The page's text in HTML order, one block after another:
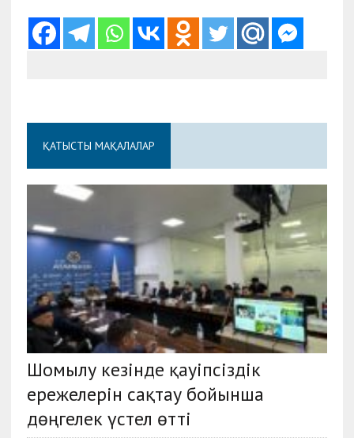
ҚАТЫСТЫ МАҚАЛАЛАР
Шомылу кезінде қауіпсіздік
ережелерін сақтау бойынша
дөңгелек үстел өтті